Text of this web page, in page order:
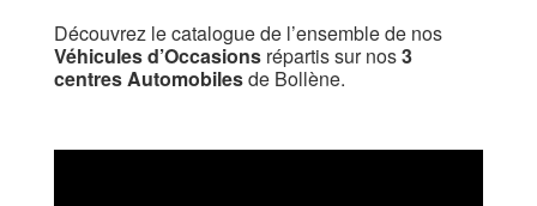
Découvrez le catalogue de l’ensemble de nos
Véhicules d’Occasionsrépartis sur nos3
centres Automobilesde Bollène.